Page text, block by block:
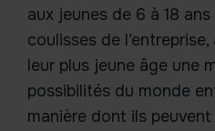
aux jeunes de 6 à 18
coulisses de
leur plus jeune âge une
possibilités du monde
manière dont ils peuvent